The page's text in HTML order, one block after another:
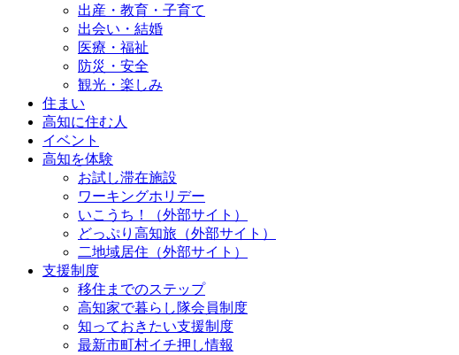
出産・教育・子育て
出会い・結婚
医療・福祉
防災・安全
観光・楽しみ
住まい
高知に住む人
イベント
高知を体験
お試し滞在施設
ワーキングホリデー
いこうち！（外部サイト）
どっぷり高知旅（外部サイト）
二地域居住（外部サイト）
支援制度
移住までのステップ
高知家で暮らし隊会員制度
知っておきたい支援制度
最新市町村イチ押し情報